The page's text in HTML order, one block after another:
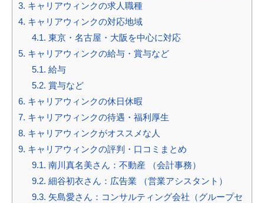
3. キャリアウィンクの求人職種
4. キャリアウィンクの対応地域
4.1. 東京・名古屋・大阪を中心に対応
5. キャリアウィンクの給与・賞与など
5.1. 給与
5.2. 賞与など
6. キャリアウィンクの休日休暇
7. キャリアウィンクの待遇・福利厚生
8. キャリアウィンクがオススメな人
9. キャリアウィンクの評判・口コミまとめ
9.1. 南川真名美さん：不動産 （会計事務）
9.2. 細谷初衣さん：広告業 （営業アシスタント）
9.3. 矢島愛さん：コンサルティング会社（グループセ